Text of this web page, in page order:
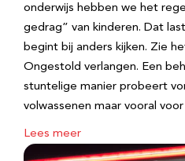
onderwijs hebben we het
gedrag” van kinderen. Dat
begint bij anders kijken. Zie
Ongestold verlangen. Een
stuntelige manier probeert
volwassenen maar vooral
Lees meer